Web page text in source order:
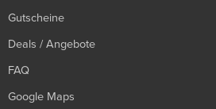
Gutscheine
Deals / Angebote
FAQ
Google Maps